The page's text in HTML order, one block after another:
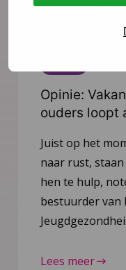
Opinie:
ouders loopt
Juist op het
naar rust,
hen te hulp,
bestuurder van
Lees meer